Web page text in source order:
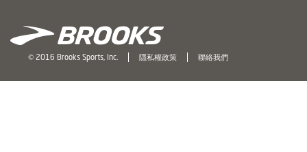
© 2016 Brooks Sports, Inc. 隱私權政策 聯絡我們